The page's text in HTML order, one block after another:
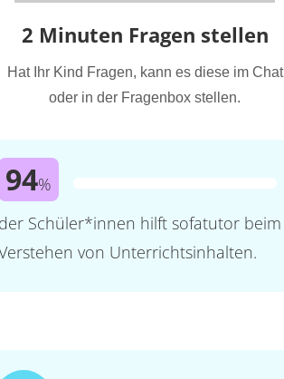
2 Minuten Fragen stellen
Hat Ihr Kind Fragen, kann es diese im Chat
oder in der Fragenbox stellen.
94%
Schüler*innen hilft sofatutor beim
von Unterrichtsinhalten.